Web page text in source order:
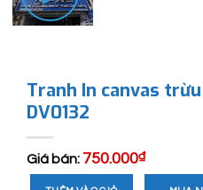
Tranh In canvas
DV0132
Giá bán: 750.000₫